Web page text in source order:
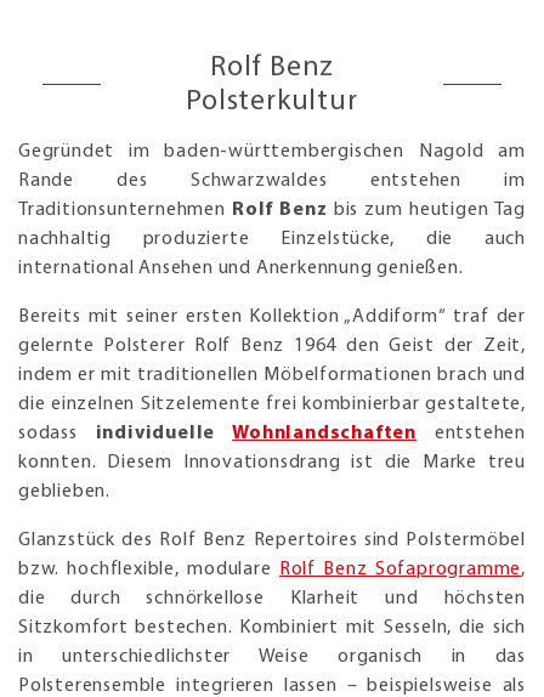
Rolf Benz
Polsterkultur
Gegründet im baden-württembergischen Nagold am
Rande des Schwarzwaldes entstehen im
Traditionsunternehmen
Rolf Benz bis zum heutigen Tag
nachhaltig produzierte Einzelstücke, die auch
international Ansehen und Anerkennung genießen.
Bereits mit seiner ersten Kollektion „Addiform“ traf der
gelernte Polsterer Rolf Benz 1964 den Geist der Zeit,
indem er mit traditionellen Möbelformationen brach und
die einzelnen Sitzelemente frei kombinierbar gestaltete,
sodass
individuelleWohnlandschaften entstehen
konnten. Diesem Innovationsdrang ist die Marke treu
geblieben.
Glanzstück des Rolf Benz Repertoires sind Polstermöbel
bzw. hochflexible, modulare
Rolf Benz Sofaprogramme,
die durch schnörkellose Klarheit und höchsten
Sitzkomfort bestechen. Kombiniert mit Sesseln, die sich
in unterschiedlichster Weise organisch in das
Polsterensemble integrieren lassen – beispielsweise als